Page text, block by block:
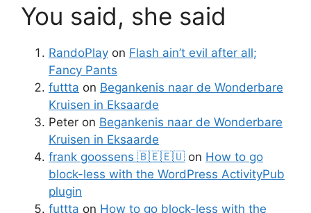
You said, she said
RandoPlay on Flash ain’t evil after all;
Fancy Pants
futtta on Begankenis naar de Wonderbare
Kruisen in Eksaarde
Peter on Begankenis naar de Wonderbare
Kruisen in Eksaarde
frank goossens 🇧🇪🇪🇺 on How to go
block-less with the WordPress ActivityPub
plugin
futtta on How to go block-less with the